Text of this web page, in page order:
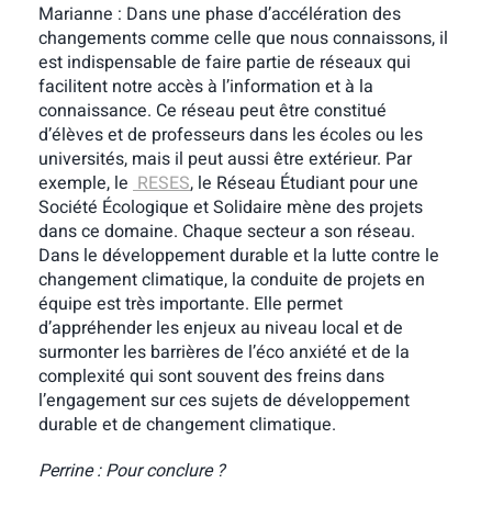
Marianne : Dans une phase d’accélération des
changements comme celle que nous connaissons, il
est indispensable de faire partie de réseaux qui
facilitent notre accès à l’information et à la
connaissance. Ce réseau peut être constitué
d’élèves et de professeurs dans les écoles ou les
universités, mais il peut aussi être extérieur. Par
exemple, le RESES, le Réseau Étudiant pour une
Société Écologique et Solidaire mène des projets
dans ce domaine. Chaque secteur a son réseau.
Dans le développement durable et la lutte contre le
changement climatique, la conduite de projets en
équipe est très importante. Elle permet
d’appréhender les enjeux au niveau local et de
surmonter les barrières de l’éco anxiété et de la
complexité qui sont souvent des freins dans
l’engagement sur ces sujets de développement
durable et de changement climatique.
Perrine : Pour conclure ?